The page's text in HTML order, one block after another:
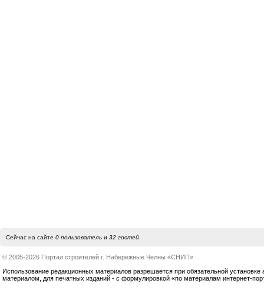
Сейчас на сайте 0 пользовательи 32 гостей.
© 2005-2026 Портал строителей г. Набережные Челны «СНИП»
Использование редакционных материалов разрешается при обязательной установке
материалом, для печатных изданий - с формулировкой «по материалам интернет-